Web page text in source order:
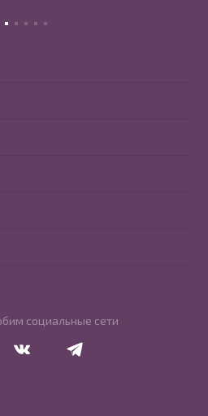
социальные сети